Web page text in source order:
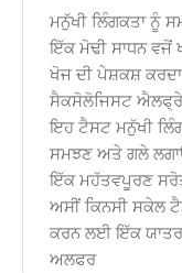
ਮਨੁੱਖੀ ਲਿੰਗਕਤਾ ਨੂੰ
ਇੱਕ ਮੋਢੀ ਸਾਧਨ ਵਜੋਂ
ਖੋਜ ਦੀ ਪੇਸ਼ਕਸ਼
ਸੈਕਸੋਲੋਜਿਸਟ
ਇਹ ਟੈਸਟ ਮਨੁੱਖੀ
ਸਮਝਣ ਅਤੇ ਗਲੇ
ਇੱਕ ਮਹੱਤਵਪੂਰਣ
ਅਸੀਂ ਕਿਨਸੀ ਸਕੇਲ
ਕਰਨ ਲਈ ਇੱਕ
ਅਲਫਰ